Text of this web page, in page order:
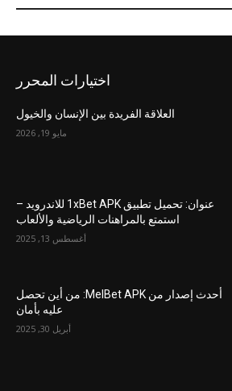
اختيارات المحرر
العلاقة الفريدة بين الإنسان والخيول
مايو 19, 2026
عنوان: تحميل تطبيق 1xBet APK للاندرويد –
استمتع بالمراهنات الرياضية والألعاب
أغسطس 13, 2025
أحدث إصدار من MelBet APK: من أين تحصل
عليه بأمان
أبريل 30, 2025